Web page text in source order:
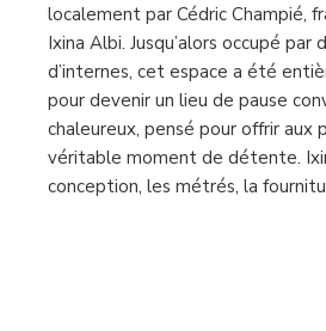
localement par Cédric Champié,
Ixina Albi. Jusqu’alors occupé par
d’internes, cet espace a été
pour devenir un lieu de pause
chaleureux, pensé pour offrir aux
véritable moment de détente.
conception, les métrés, la